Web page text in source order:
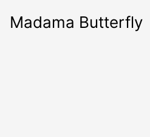
Madama Butterfly